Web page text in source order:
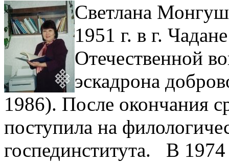
Светлана
1951 г. в г.
Отечественной
эскадрона
1986). После окончания
поступила на
госпединститута. В 1974